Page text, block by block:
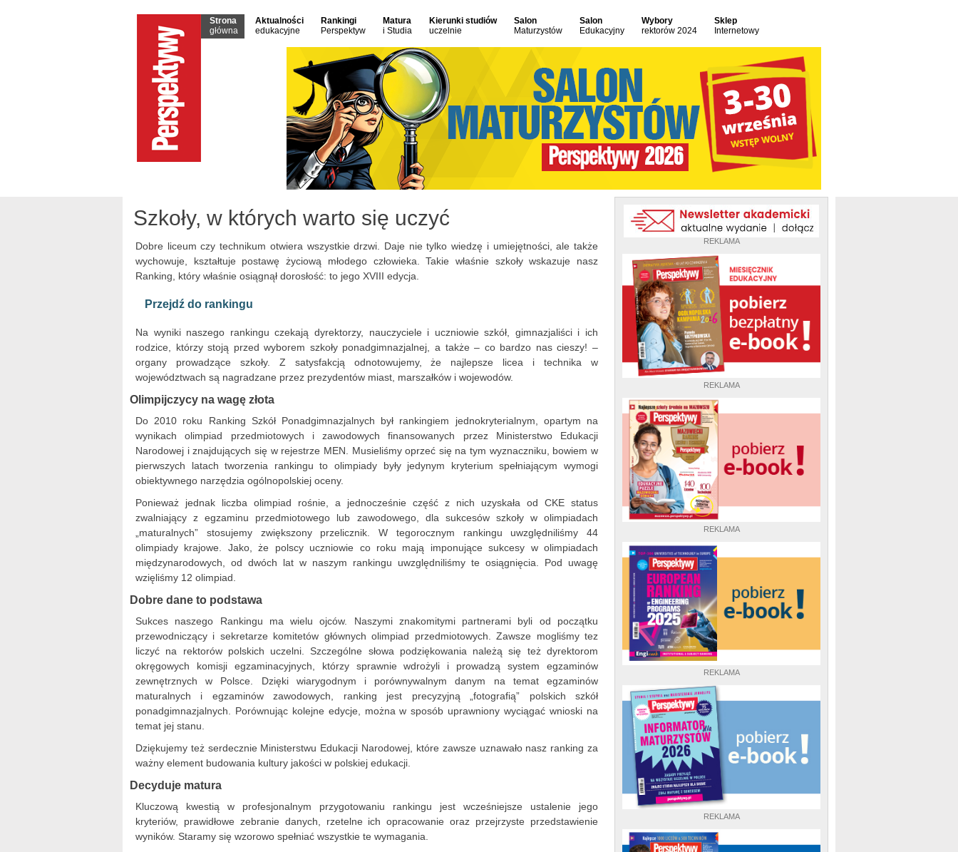
Strona
główna
Aktualności
edukacyjne
Rankingi
Perspektyw
Matura
i Studia
Kierunki studiów
uczelnie
Salon
Maturzystów
Salon
Edukacyjny
Wybory
rektorów 2024
Sklep
Internetowy
REKLAMA
REKLAMA
REKLAMA
REKLAMA
REKLAMA
Szkoły, w których warto się uczyć
Dobre liceum czy technikum otwiera wszystkie drzwi. Daje nie tylko wiedzę i umiejętności, ale także
wychowuje, kształtuje postawę życiową młodego człowieka. Takie właśnie szkoły wskazuje nasz
Ranking, który właśnie osiągnął dorosłość: to jego XVIII edycja.
Przejdź do rankingu
Na wyniki naszego rankingu czekają dyrektorzy, nauczyciele i uczniowie szkół, gimnazjaliści i ich
rodzice, którzy stoją przed wyborem szkoły ponadgimnazjalnej, a także – co bardzo nas cieszy! –
organy prowadzące szkoły. Z satysfakcją odnotowujemy, że najlepsze licea i technika w
województwach są nagradzane przez prezydentów miast, marszałków i wojewodów.
Olimpijczycy na wagę złota
Do 2010 roku Ranking Szkół Ponadgimnazjalnych był rankingiem jednokryterialnym, opartym na
wynikach olimpiad przedmiotowych i zawodowych finansowanych przez Ministerstwo Edukacji
Narodowej i znajdujących się w rejestrze MEN. Musieliśmy oprzeć się na tym wyznaczniku, bowiem w
pierwszych latach tworzenia rankingu to olimpiady były jedynym kryterium spełniającym wymogi
obiektywnego narzędzia ogólnopolskiej oceny.
Ponieważ jednak liczba olimpiad rośnie, a jednocześnie część z nich uzyskała od CKE status
zwalniający z egzaminu przedmiotowego lub zawodowego, dla sukcesów szkoły w olimpiadach
„maturalnych” stosujemy zwiększony przelicznik. W tegorocznym rankingu uwzględniliśmy 44
olimpiady krajowe. Jako, że polscy uczniowie co roku mają imponujące sukcesy w olimpiadach
międzynarodowych, od dwóch lat w naszym rankingu uwzględniliśmy te osiągnięcia. Pod uwagę
wzięliśmy 12 olimpiad.
Dobre dane to podstawa
Sukces naszego Rankingu ma wielu ojców. Naszymi znakomitymi partnerami byli od początku
przewodniczący i sekretarze komitetów głównych olimpiad przedmiotowych. Zawsze mogliśmy tez
liczyć na rektorów polskich uczelni. Szczególne słowa podziękowania należą się też dyrektorom
okręgowych komisji egzaminacyjnych, którzy sprawnie wdrożyli i prowadzą system egzaminów
zewnętrznych w Polsce. Dzięki wiarygodnym i porównywalnym danym na temat egzaminów
maturalnych i egzaminów zawodowych, ranking jest precyzyjną „fotografią” polskich szkół
ponadgimnazjalnych. Porównując kolejne edycje, można w sposób uprawniony wyciągać wnioski na
temat jej stanu.
Dziękujemy też serdecznie Ministerstwu Edukacji Narodowej, które zawsze uznawało nasz ranking za
ważny element budowania kultury jakości w polskiej edukacji.
Decyduje matura
Kluczową kwestią w profesjonalnym przygotowaniu rankingu jest wcześniejsze ustalenie jego
kryteriów, prawidłowe zebranie danych, rzetelne ich opracowanie oraz przejrzyste przedstawienie
wyników. Staramy się wzorowo spełniać wszystkie te wymagania.